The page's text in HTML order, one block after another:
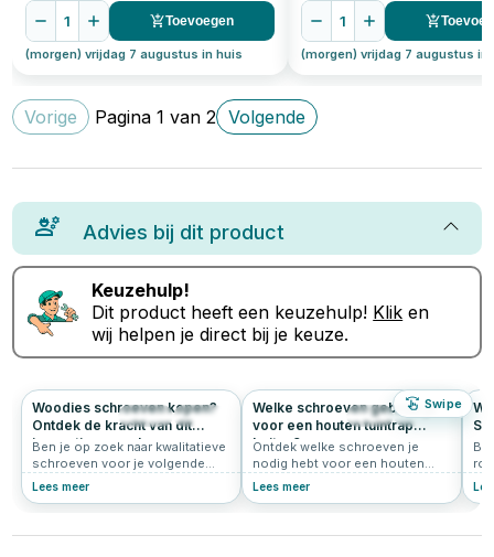
1 Toevoegen
(morgen) vrijdag 7 augustus in huis
1
(morgen) vrijdag 7 augustus in
Vorige Pagina1 van2 Volgende
Advies bij dit product
Keuzehulp!
Dit product heeft een keuzehulp! Klik en
wij helpen je direct bij je keuze.
Swipe
203 4.9
Woodies schroeven kopen?
Ontdek de kracht van dit
innovatieve merk
Ben je op zoek naar kwalitatieve
schroeven voor je volgende
klus? Grote kans dat je dan
Lees meer
43 0.0
Welke schroeven gebruik je
voor een houten tuintrap
buiten?
Ontdek welke schroeven je
nodig hebt voor een houten
tuintrap buiten. RVS en
Lees meer